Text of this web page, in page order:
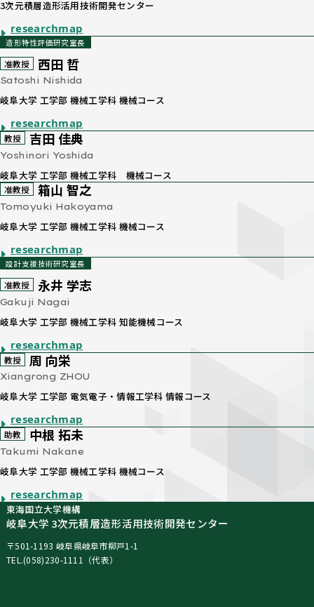
3次元積層造形活用技術開発センター
researchmap
造形特性評価研究室長
准教授 西田 哲
Satoshi Nishida
岐阜大学 工学部 機械工学科 機械コース
researchmap
教授 吉田 佳典
Yoshinori Yoshida
岐阜大学 工学部 機械工学科 機械コース
准教授 箱山 智之
Tomoyuki Hakoyama
岐阜大学 工学部 機械工学科 機械コース
researchmap
設計支援技術研究室長
准教授 永井 学志
Gakuji Nagai
岐阜大学 工学部 機械工学科 知能機械コース
researchmap
教授 周 向栄
Xiangrong ZHOU
岐阜大学 工学部 電気電子・情報工学科 情報コース
researchmap
助教 中根 拓未
Takumi Nakane
岐阜大学 工学部 機械工学科 機械コース
researchmap
東海国立大学機構
岐阜大学 3次元積層造形活用技術開発センター
〒501-1193 岐阜県岐阜市柳戸1-1
TEL.(058)230-1111（代表）